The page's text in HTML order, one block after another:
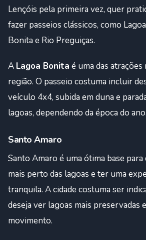
Lençóis pela primeira vez, quer
fazer passeios clássicos, como
Bonita e Rio Preguiças.
A Lagoa Bonita é uma das atrações
região. O passeio costuma incluir
veículo 4x4, subida em duna e
lagoas, dependendo da época do ano.
Santo Amaro
Santo Amaro é uma ótima base
mais perto das lagoas e ter uma
tranquila. A cidade costuma ser
deseja ver lagoas mais preservadas
movimento.